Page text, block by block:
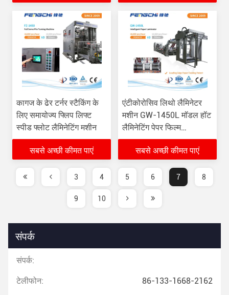
कागज के ढेर टर्नर स्टैकिंग के
लिए समायोज्य फ्लिप लिफ्ट
स्पीड फ्लोट लैमिनेटिंग मशीन
सबसे अच्छी कीमत पाएं
एंटीकोरोसिव लिथो लैमिनेटर
मशीन GW-1450L मॉडल हॉट
लैमिनेटिंग पेपर फिल्म
16000pcs/Hour
सबसे अच्छी कीमत पाएं
3 4 5 6 7 8
9 10
संपर्क
संपर्क:
टेलीफोन: 86-133-1668-2162